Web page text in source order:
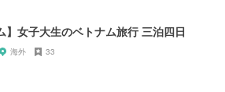
】女子大生のベトナム旅行 三泊四日
海外 33